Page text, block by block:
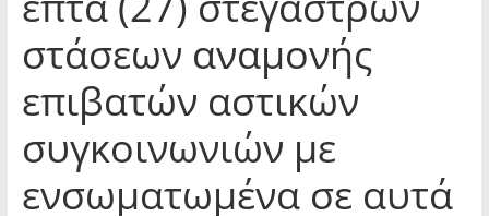
στάσεων αναμονής
επιβατών αστικών
συγκοινωνιών με
ενσωματωμένα σε αυτά